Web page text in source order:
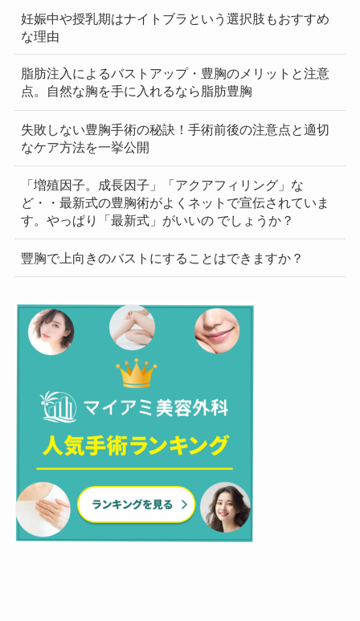
妊娠中や授乳期はナイトブラという選択肢もおすすめ
な理由
脂肪注入によるバストアップ・豊胸のメリットと注意
点。自然な胸を手に入れるなら脂肪豊胸
失敗しない豊胸手術の秘訣！手術前後の注意点と適切
なケア方法を一挙公開
「増殖因子。成長因子」「アクアフィリング」な
ど・・最新式の豊胸術がよくネットで宣伝されていま
す。やっぱり「最新式」がいいの でしょうか？
豐胸で上向きのバストにすることはできますか？